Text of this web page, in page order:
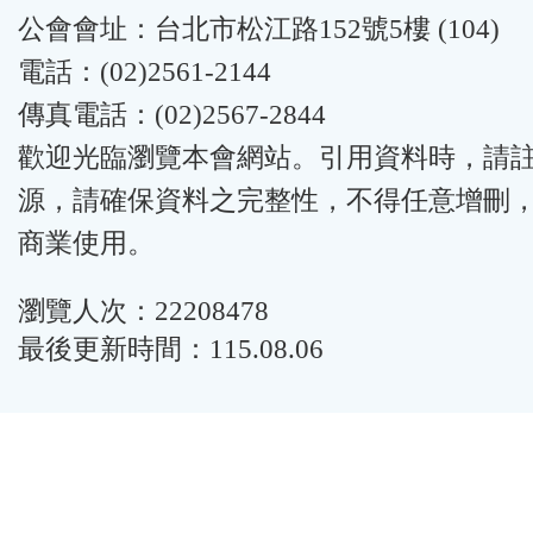
公會會址：台北市松江路152號5樓 (104)
電話：(02)2561-2144
傳真電話：(02)2567-2844
歡迎光臨瀏覽本會網站。引用資料時，請
源，請確保資料之完整性，不得任意增刪
商業使用。
瀏覽人次：22208478
最後更新時間：115.08.06